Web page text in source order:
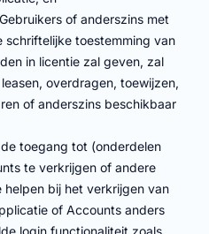
of anderszins met
toestemming van
in licentie zal geven, zal
overdragen, toewijzen,
of anderszins beschikbaar
toegang tot (onderdelen
te verkrijgen of andere
helpen bij het verkrijgen van
of Accounts anders
login functionaliteit zoals